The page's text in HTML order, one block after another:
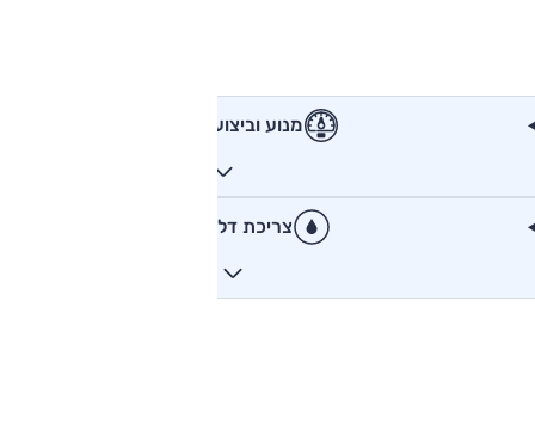
מנוע וביצועים
צריכת דלק